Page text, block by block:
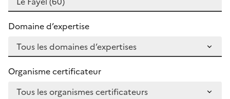
Domaine d’expertise
Organisme certificateur